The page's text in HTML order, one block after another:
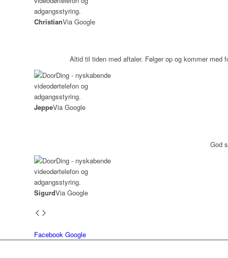
ChristianVia Google
Altid til tiden med aftaler. Følger op og kommer med
JeppeVia Google
God
SigurdVia Google
Facebook Google